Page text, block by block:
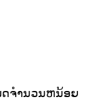
ດຈໍານວນຫນ້ອຍ